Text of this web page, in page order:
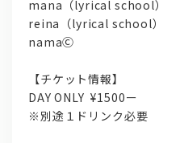
mana（lyrical school）
reina（lyrical school）
namaⒸ
【チケット情報】
DAY ONLY ¥1500ー
※別途１ドリンク必要